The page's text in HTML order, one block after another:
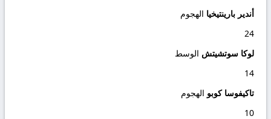
أندير بارينتيخيا الهجوم
24
لوكا سوتشيتش الوسط
14
تاكيفوسا كوبو الهجوم
10